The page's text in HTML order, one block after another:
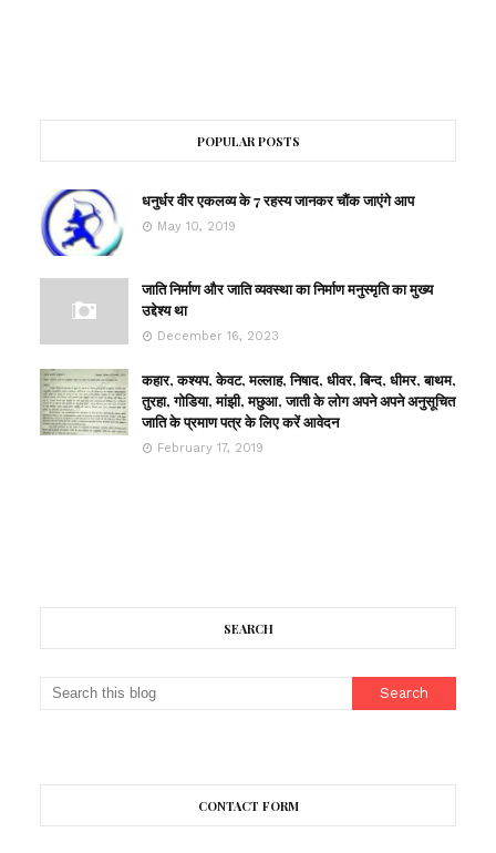
POPULAR POSTS
धनुर्धर वीर एकलव्य के 7 रहस्य जानकर चौंक जाएंगे आप
May 10, 2019
जाति निर्माण और जाति व्यवस्था का निर्माण मनुस्मृति का मुख्य
उद्देश्य था
December 16, 2023
कहार, कश्यप, केवट, मल्लाह, निषाद, धीवर, बिन्द, धीमर, बाथम,
तुरहा, गोडिया, मांझी, मछुआ, जाती के लोग अपने अपने अनुसूचित
जाति के प्रमाण पत्र के लिए करें आवेदन
February 17, 2019
SEARCH
CONTACT FORM